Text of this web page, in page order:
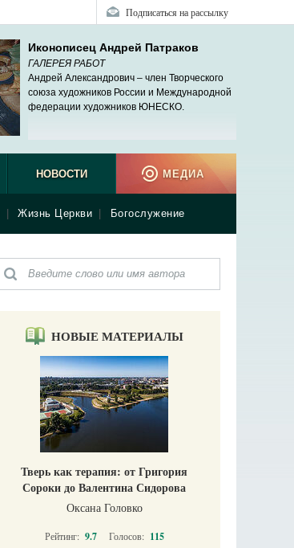
Подписаться на рассылку
Иконописец Андрей Патраков
ГАЛЕРЕЯ РАБОТ
Андрей Александрович – член Творческого
союза художников России и Международной
федерации художников ЮНЕСКО.
Жизнь Церкви Богослужение
НОВОСТИ МЕДИА
НОВЫЕ МАТЕРИАЛЫ
Тверь как терапия: от Григория
Сороки до Валентина Сидорова
Оксана Головко
Рейтинг: 9.7 Голосов: 115